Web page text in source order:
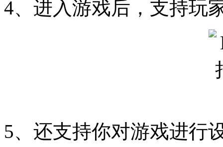
4、进入游戏后，支持玩
5、还支持你对游戏进行